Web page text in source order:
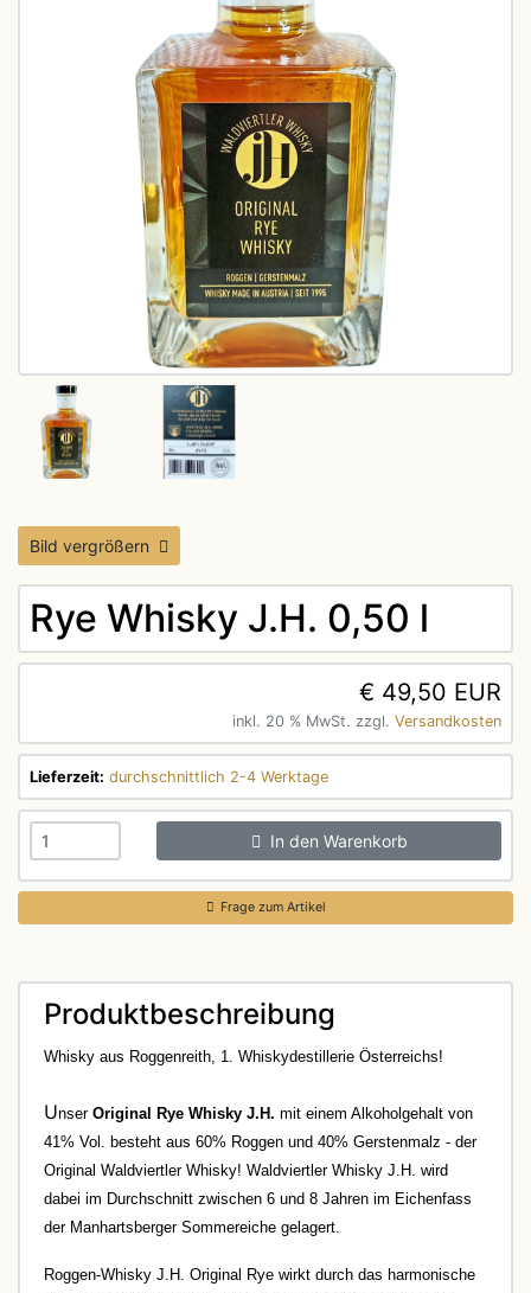
Bild vergrößern
Rye Whisky J.H. 0,50 l
€ 49,50 EUR
inkl. 20 % MwSt. zzgl. Versandkosten
Lieferzeit: durchschnittlich 2-4 Werktage
In den Warenkorb
Frage zum Artikel
Produktbeschreibung
Whisky aus Roggenreith, 1. Whiskydestillerie Österreichs!
Unser Original Rye Whisky J.H. mit einem Alkoholgehalt von
41% Vol. besteht aus 60% Roggen und 40% Gerstenmalz - der
Original Waldviertler Whisky! Waldviertler Whisky J.H. wird
dabei im Durchschnitt zwischen 6 und 8 Jahren im Eichenfass
der Manhartsberger Sommereiche gelagert.
Roggen-Whisky J.H. Original Rye wirkt durch das harmonische